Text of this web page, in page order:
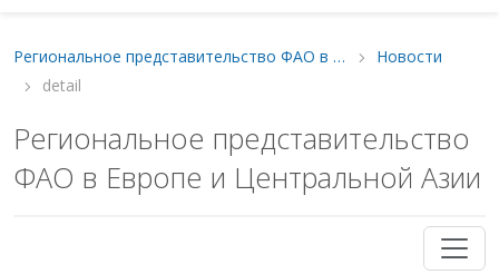
Региональное представительство ФАО в Европе и Центральной Азии
Новости
detail
Региональное представительство
ФАО в Европе и Центральной Азии